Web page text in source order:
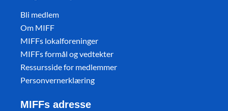
Bli medlem
Om MIFF
MIFFs lokalforeninger
MIFFs formål og vedtekter
Ressursside for medlemmer
Personvernerklæring
MIFFs adresse